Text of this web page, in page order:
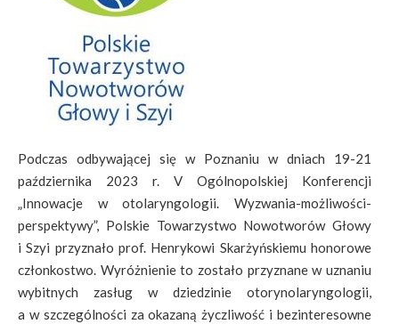
Podczas odbywającej się w Poznaniu w dniach 19-21
października 2023 r. V Ogólnopolskiej Konferencji
„Innowacje w otolaryngologii. Wyzwania-możliwości-
perspektywy”, Polskie Towarzystwo Nowotworów Głowy
i Szyi przyznało prof. Henrykowi Skarżyńskiemu honorowe
członkostwo. Wyróżnienie to zostało przyznane w uznaniu
wybitnych zasług w dziedzinie otorynolaryngologii,
a w szczególności za okazaną życzliwość i bezinteresowne